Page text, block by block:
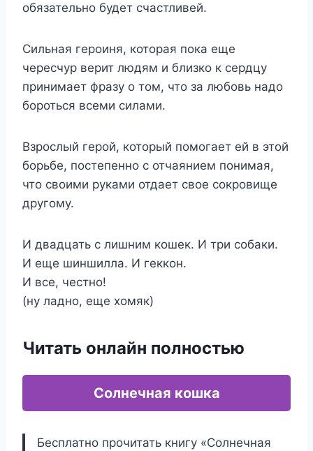
обязательно будет счастливей.
Сильная героиня, которая пока еще
чересчур верит людям и близко к сердцу
принимает фразу о том, что за любовь надо
бороться всеми силами.
Взрослый герой, который помогает ей в этой
борьбе, постепенно с отчаянием понимая,
что своими руками отдает свое сокровище
другому.
И двадцать с лишним кошек. И три собаки.
И еще шиншилла. И геккон.
И все, честно!
(ну ладно, еще хомяк)
Читать онлайн полностью
Солнечная кошка
Бесплатно прочитать книгу «Солнечная